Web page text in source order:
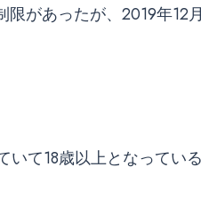
があったが、2019年12
て18歳以上となっている